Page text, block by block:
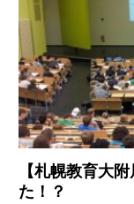
【札幌教育大
た！？